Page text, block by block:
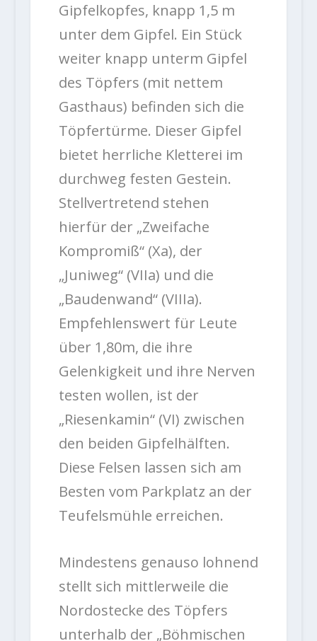
Gipfelkopfes, knapp 1,5 m
unter dem Gipfel. Ein Stück
weiter knapp unterm Gipfel
des Töpfers (mit nettem
Gasthaus) befinden sich die
Töpfertürme. Dieser Gipfel
bietet herrliche Kletterei im
durchweg festen Gestein.
Stellvertretend stehen
hierfür der „Zweifache
Kompromiß“ (Xa), der
„Juniweg“ (VIIa) und die
„Baudenwand“ (VIIIa).
Empfehlenswert für Leute
über 1,80m, die ihre
Gelenkigkeit und ihre Nerven
testen wollen, ist der
„Riesenkamin“ (VI) zwischen
den beiden Gipfelhälften.
Diese Felsen lassen sich am
Besten vom Parkplatz an der
Teufelsmühle erreichen.
Mindestens genauso lohnend
stellt sich mittlerweile die
Nordostecke des Töpfers
unterhalb der „Böhmischen